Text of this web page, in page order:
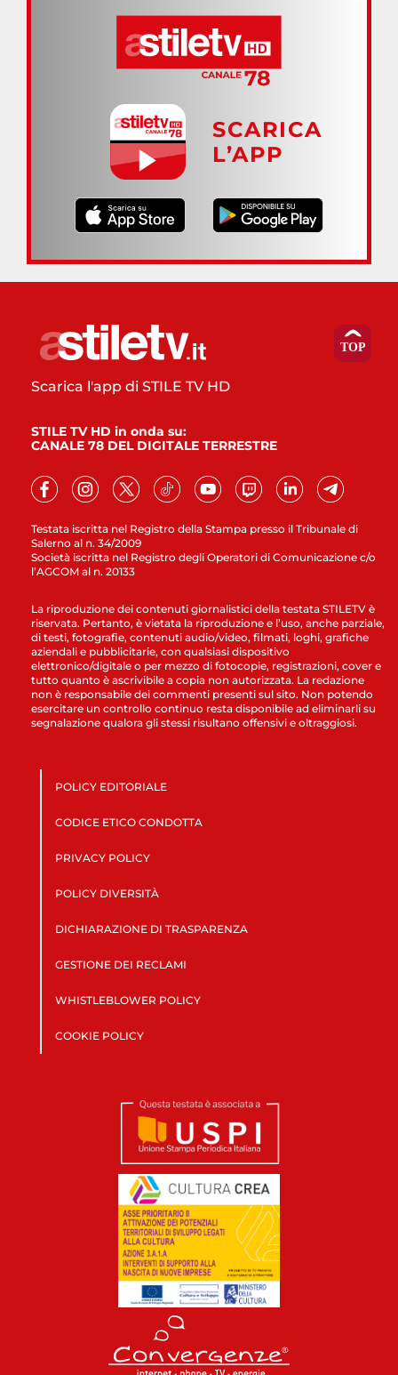
SCARICA
L’APP
Testata iscritta nel Registro della Stampa presso il Tribunale di
Salerno al n. 34/2009
Società iscritta nel Registro degli Operatori di Comunicazione c/o
l’AGCOM al n. 20133
Scarica l'app di STILE TV HD
STILE TV HD in onda su:
CANALE 78 DEL DIGITALE TERRESTRE
La riproduzione dei contenuti giornalistici della testata STILETV è
riservata. Pertanto, è vietata la riproduzione e l’uso, anche parziale,
di testi, fotografie, contenuti audio/video, filmati, loghi, grafiche
aziendali e pubblicitarie, con qualsiasi dispositivo
elettronico/digitale o per mezzo di fotocopie, registrazioni, cover e
tutto quanto è ascrivibile a copia non autorizzata. La redazione
non è responsabile dei commenti presenti sul sito. Non potendo
esercitare un controllo continuo resta disponibile ad eliminarli su
segnalazione qualora gli stessi risultano offensivi e oltraggiosi.
POLICY EDITORIALE
CODICE ETICO CONDOTTA
PRIVACY POLICY
POLICY DIVERSITÀ
DICHIARAZIONE DI TRASPARENZA
GESTIONE DEI RECLAMI
WHISTLEBLOWER POLICY
COOKIE POLICY